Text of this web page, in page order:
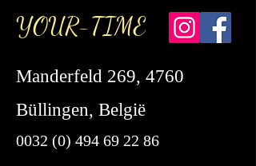
YOUR-TIME
0032 (0) 494 69 22 86
Manderfeld 269, 4760
Büllingen, België